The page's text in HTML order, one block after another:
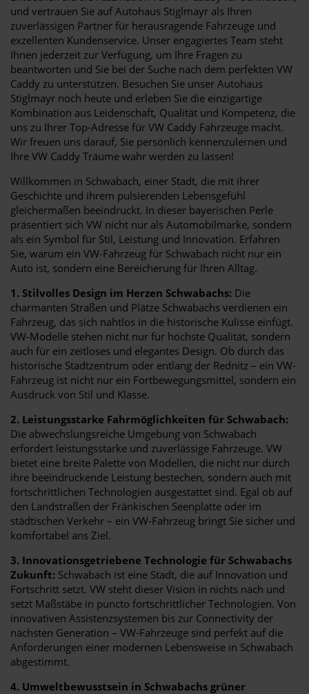
und vertrauen Sie auf Autohaus Stiglmayr als Ihren
zuverlässigen Partner für herausragende Fahrzeuge und
exzellenten Kundenservice. Unser engagiertes Team steht
Ihnen jederzeit zur Verfügung, um Ihre Fragen zu
beantworten und Sie bei der Suche nach dem perfekten VW
Caddy zu unterstützen. Besuchen Sie unser Autohaus
Stiglmayr noch heute und erleben Sie die einzigartige
Kombination aus Leidenschaft, Qualität und Kompetenz, die
uns zu Ihrer Top-Adresse für VW Caddy Fahrzeuge macht.
Wir freuen uns darauf, Sie persönlich kennenzulernen und
Ihre VW Caddy Träume wahr werden zu lassen!
Willkommen in Schwabach, einer Stadt, die mit ihrer
Geschichte und ihrem pulsierenden Lebensgefühl
gleichermaßen beeindruckt. In dieser bayerischen Perle
präsentiert sich VW nicht nur als Automobilmarke, sondern
als ein Symbol für Stil, Leistung und Innovation. Erfahren
Sie, warum ein VW-Fahrzeug für Schwabach nicht nur ein
Auto ist, sondern eine Bereicherung für Ihren Alltag.
1. Stilvolles Design im Herzen Schwabachs: Die
charmanten Straßen und Plätze Schwabachs verdienen ein
Fahrzeug, das sich nahtlos in die historische Kulisse einfügt.
VW-Modelle stehen nicht nur für höchste Qualität, sondern
auch für ein zeitloses und elegantes Design. Ob durch das
historische Stadtzentrum oder entlang der Rednitz – ein VW-
Fahrzeug ist nicht nur ein Fortbewegungsmittel, sondern ein
Ausdruck von Stil und Klasse.
2. Leistungsstarke Fahrmöglichkeiten für Schwabach:
Die abwechslungsreiche Umgebung von Schwabach
erfordert leistungsstarke und zuverlässige Fahrzeuge. VW
bietet eine breite Palette von Modellen, die nicht nur durch
ihre beeindruckende Leistung bestechen, sondern auch mit
fortschrittlichen Technologien ausgestattet sind. Egal ob auf
den Landstraßen der Fränkischen Seenplatte oder im
städtischen Verkehr – ein VW-Fahrzeug bringt Sie sicher und
komfortabel ans Ziel.
3. Innovationsgetriebene Technologie für Schwabachs
Zukunft: Schwabach ist eine Stadt, die auf Innovation und
Fortschritt setzt. VW steht dieser Vision in nichts nach und
setzt Maßstäbe in puncto fortschrittlicher Technologien. Von
innovativen Assistenzsystemen bis zur Connectivity der
nächsten Generation – VW-Fahrzeuge sind perfekt auf die
Anforderungen einer modernen Lebensweise in Schwabach
abgestimmt.
4. Umweltbewusstsein in Schwabachs grüner